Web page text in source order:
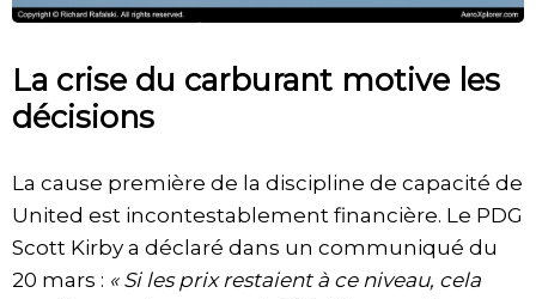
La crise du carburant motive les
décisions
La cause première de la discipline de capacité de
United est incontestablement financière. Le PDG
Scott Kirby a déclaré dans un communiqué du
20 mars : « Si les prix restaient à ce niveau, cela